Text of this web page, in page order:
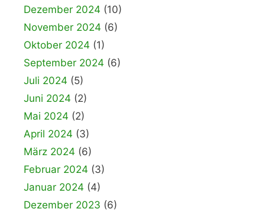
Dezember 2024 (10)
November 2024 (6)
Oktober 2024 (1)
September 2024 (6)
Juli 2024 (5)
Juni 2024 (2)
Mai 2024 (2)
April 2024 (3)
März 2024 (6)
Februar 2024 (3)
Januar 2024 (4)
Dezember 2023 (6)